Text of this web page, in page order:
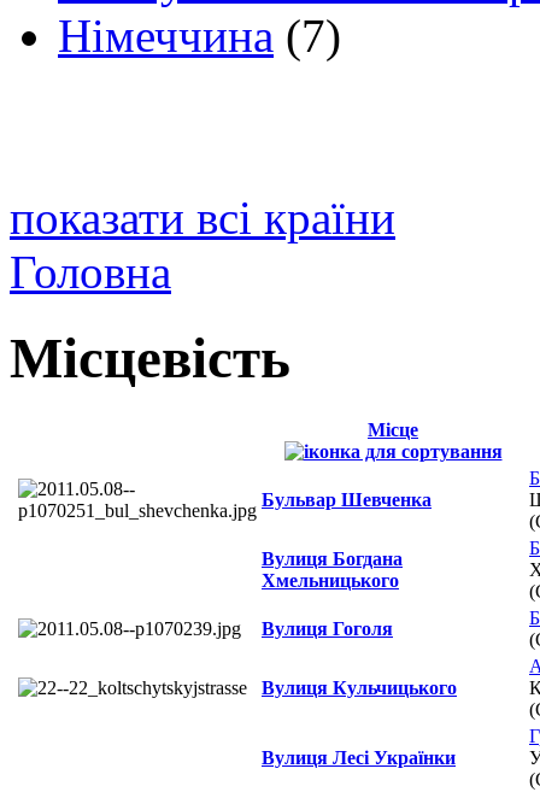
Німеччина (7)
показати всі країни
Головна
Місцевість
Місце
Бульвар Шевченка
Вулиця Богдана
Хмельницького
Вулиця Гоголя
Вулиця Кульчицького
Вулиця Лесі Українки